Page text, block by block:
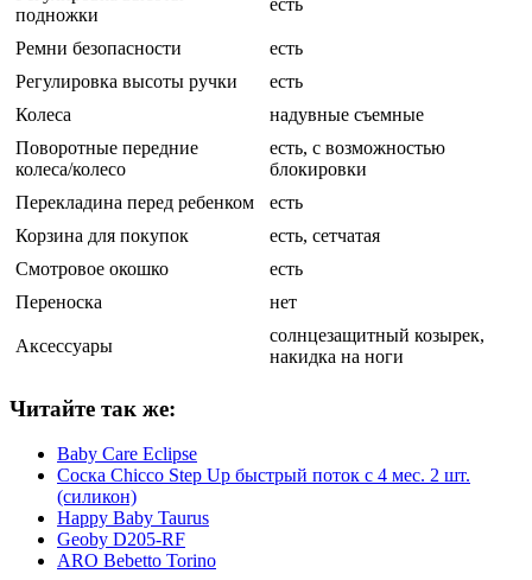
подножки
Ремни безопасности
есть
Регулировка высоты ручки
есть
Колеса
надувные съемные
Поворотные передние
колеса/колесо
есть, с возможностью
блокировки
Перекладина перед ребенком
есть
Корзина для покупок
есть, сетчатая
Смотровое окошко
есть
Переноска
нет
Аксессуары
солнцезащитный козырек,
накидка на ноги
Читайте так же:
Baby Care Eclipse
Соска Chicco Step Up быстрый поток с 4 мес. 2 шт.
(силикон)
Happy Baby Taurus
Geoby D205-RF
ARO Bebetto Torino